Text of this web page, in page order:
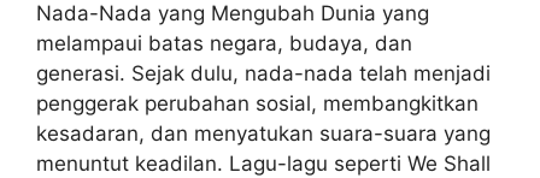
Nada-Nada yang Mengubah Dunia yang
melampaui batas negara, budaya, dan
generasi. Sejak dulu, nada-nada telah menjadi
penggerak perubahan sosial, membangkitkan
kesadaran, dan menyatukan suara-suara yang
menuntut keadilan. Lagu-lagu seperti We Shall